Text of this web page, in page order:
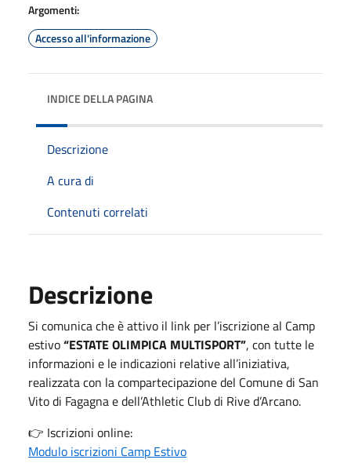
Argomenti:
Accesso all'informazione
INDICE DELLA PAGINA
Descrizione
A cura di
Contenuti correlati
Descrizione
Si comunica che è attivo il link per l’iscrizione al Camp
estivo“ESTATE OLIMPICA MULTISPORT”, con tutte le
informazioni e le indicazioni relative all’iniziativa,
realizzata con la compartecipazione del Comune di San
Vito di Fagagna e dell’Athletic Club di Rive d’Arcano.
👉 Iscrizioni online:
Modulo iscrizioni Camp Estivo